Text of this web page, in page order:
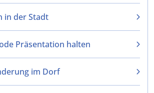
in der Stadt
Präsentation halten
im Dorf